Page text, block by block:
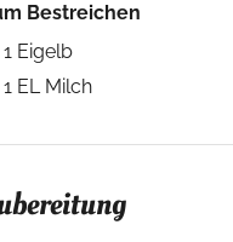
Bestreichen
1 Eigelb
1 EL Milch